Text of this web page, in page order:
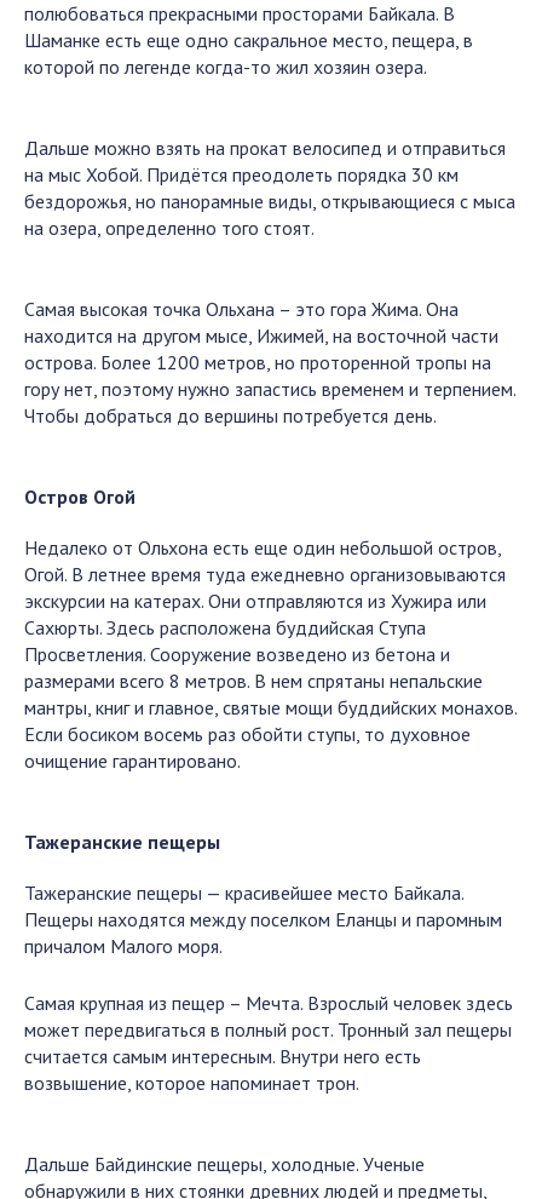
полюбоваться прекрасными просторами Байкала. В
Шаманке есть еще одно сакральное место, пещера, в
которой по легенде когда-то жил хозяин озера.
Дальше можно взять на прокат велосипед и отправиться
на мыс Хобой. Придётся преодолеть порядка 30 км
бездорожья, но панорамные виды, открывающиеся с мыса
на озера, определенно того стоят.
Самая высокая точка Ольхана – это гора Жима. Она
находится на другом мысе, Ижимей, на восточной части
острова. Более 1200 метров, но проторенной тропы на
гору нет, поэтому нужно запастись временем и терпением.
Чтобы добраться до вершины потребуется день.
Остров Огой
Недалеко от Ольхона есть еще один небольшой остров,
Огой. В летнее время туда ежедневно организовываются
экскурсии на катерах. Они отправляются из Хужира или
Сахюрты. Здесь расположена буддийская Ступа
Просветления. Сооружение возведено из бетона и
размерами всего 8 метров. В нем спрятаны непальские
мантры, книг и главное, святые мощи буддийских монахов.
Если босиком восемь раз обойти ступы, то духовное
очищение гарантировано.
Тажеранские пещеры
Тажеранские пещеры — красивейшее место Байкала.
Пещеры находятся между поселком Еланцы и паромным
причалом Малого моря.
Самая крупная из пещер – Мечта. Взрослый человек здесь
может передвигаться в полный рост. Тронный зал пещеры
считается самым интересным. Внутри него есть
возвышение, которое напоминает трон.
Дальше Байдинские пещеры, холодные. Ученые
обнаружили в них стоянки древних людей и предметы,